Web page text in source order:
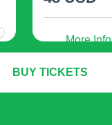
More Info
BUY TICKETS